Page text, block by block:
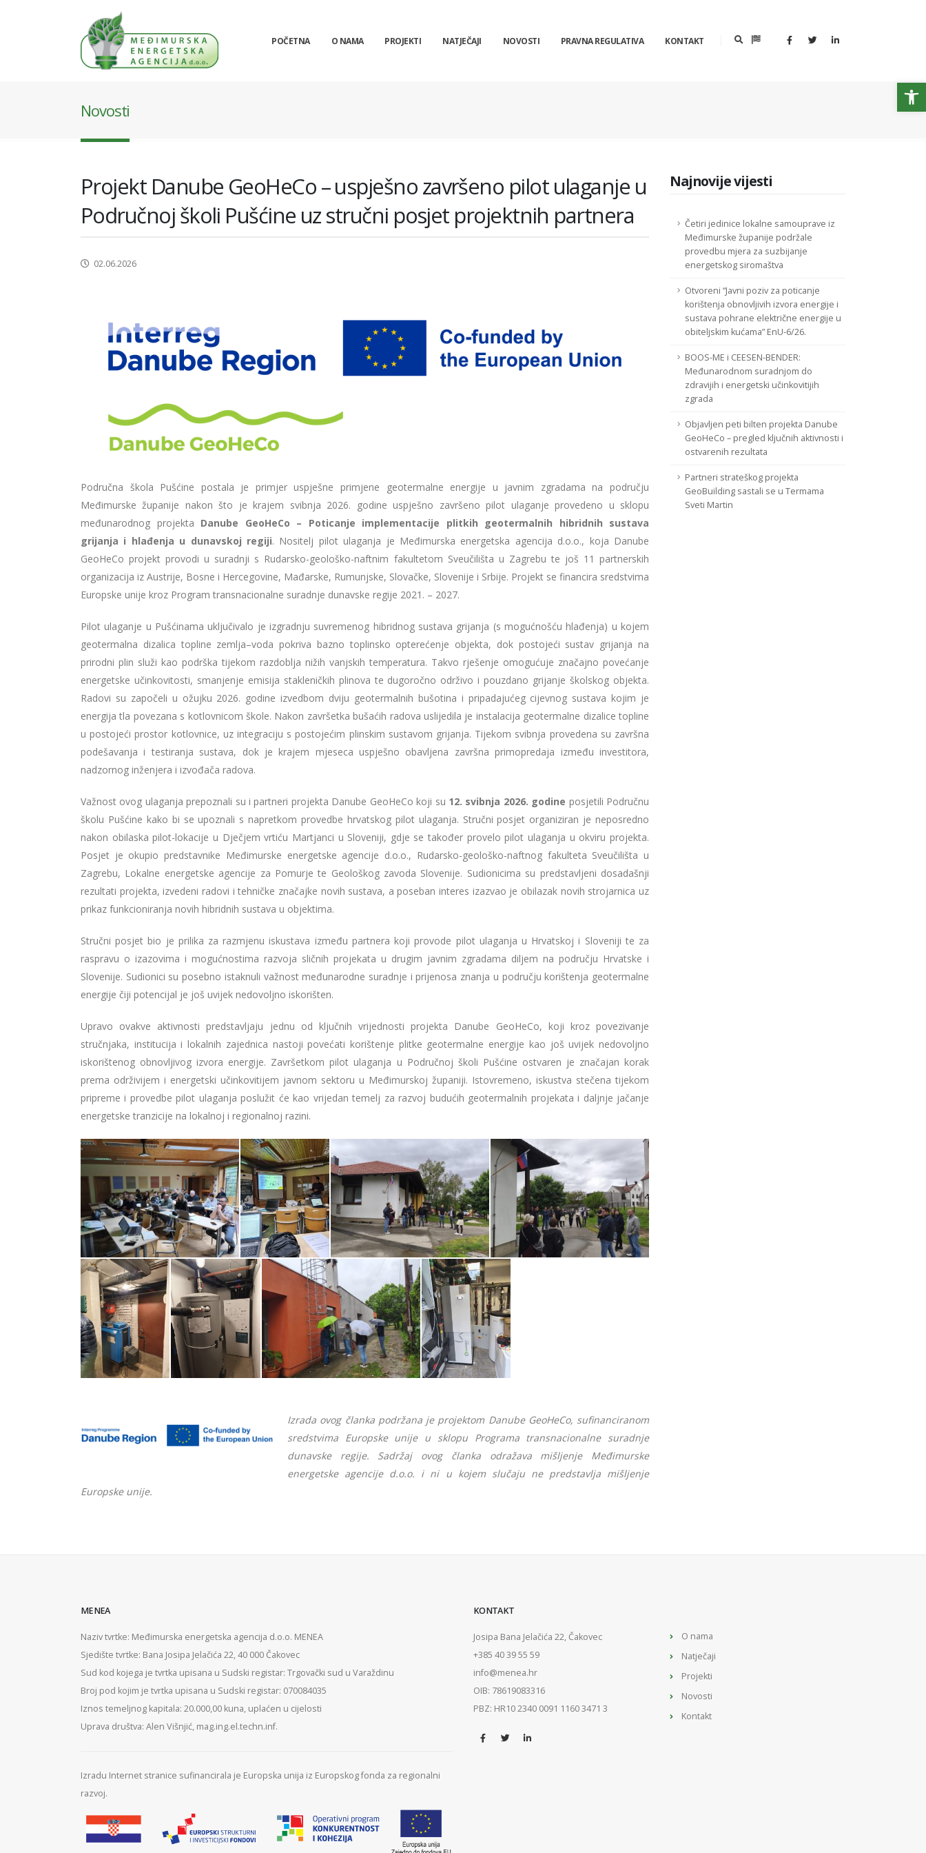
POČETNA O NAMA PROJEKTI NATJEČAJI NOVOSTI PRAVNA REGULATIVA KONTAKT
Novosti
Projekt Danube GeoHeCo – uspješno završeno pilot ulaganje u
Područnoj školi Pušćine uz stručni posjet projektnih partnera
02.06.2026
Područna škola Pušćine postala je primjer uspješne primjene geotermalne energije u javnim zgradama na području
Međimurske županije nakon što je krajem svibnja 2026. godine uspješno završeno pilot ulaganje provedeno u sklopu
međunarodnog projekta Danube GeoHeCo – Poticanje implementacije plitkih geotermalnih hibridnih sustava
grijanja i hlađenja u dunavskoj regiji. Nositelj pilot ulaganja je Međimurska energetska agencija d.o.o., koja Danube
GeoHeCo projekt provodi u suradnji s Rudarsko-geološko-naftnim fakultetom Sveučilišta u Zagrebu te još 11 partnerskih
organizacija iz Austrije, Bosne i Hercegovine, Mađarske, Rumunjske, Slovačke, Slovenije i Srbije. Projekt se financira sredstvima
Europske unije kroz Program transnacionalne suradnje dunavske regije 2021. – 2027.
Pilot ulaganje u Pušćinama uključivalo je izgradnju suvremenog hibridnog sustava grijanja (s mogućnošću hlađenja) u kojem
geotermalna dizalica topline zemlja–voda pokriva bazno toplinsko opterećenje objekta, dok postojeći sustav grijanja na
prirodni plin služi kao podrška tijekom razdoblja nižih vanjskih temperatura. Takvo rješenje omogućuje značajno povećanje
energetske učinkovitosti, smanjenje emisija stakleničkih plinova te dugoročno održivo i pouzdano grijanje školskog objekta.
Radovi su započeli u ožujku 2026. godine izvedbom dviju geotermalnih bušotina i pripadajućeg cijevnog sustava kojim je
energija tla povezana s kotlovnicom škole. Nakon završetka bušaćih radova uslijedila je instalacija geotermalne dizalice topline
u postojeći prostor kotlovnice, uz integraciju s postojećim plinskim sustavom grijanja. Tijekom svibnja provedena su završna
podešavanja i testiranja sustava, dok je krajem mjeseca uspješno obavljena završna primopredaja između investitora,
nadzornog inženjera i izvođača radova.
Važnost ovog ulaganja prepoznali su i partneri projekta Danube GeoHeCo koji su 12. svibnja 2026. godine posjetili Područnu
školu Pušćine kako bi se upoznali s napretkom provedbe hrvatskog pilot ulaganja. Stručni posjet organiziran je neposredno
nakon obilaska pilot-lokacije u Dječjem vrtiću Martjanci u Sloveniji, gdje se također provelo pilot ulaganja u okviru projekta.
Posjet je okupio predstavnike Međimurske energetske agencije d.o.o., Rudarsko-geološko-naftnog fakulteta Sveučilišta u
Zagrebu, Lokalne energetske agencije za Pomurje te Geološkog zavoda Slovenije. Sudionicima su predstavljeni dosadašnji
rezultati projekta, izvedeni radovi i tehničke značajke novih sustava, a poseban interes izazvao je obilazak novih strojarnica uz
prikaz funkcioniranja novih hibridnih sustava u objektima.
Stručni posjet bio je prilika za razmjenu iskustava između partnera koji provode pilot ulaganja u Hrvatskoj i Sloveniji te za
raspravu o izazovima i mogućnostima razvoja sličnih projekata u drugim javnim zgradama diljem na području Hrvatske i
Slovenije. Sudionici su posebno istaknuli važnost međunarodne suradnje i prijenosa znanja u području korištenja geotermalne
energije čiji potencijal je još uvijek nedovoljno iskorišten.
Upravo ovakve aktivnosti predstavljaju jednu od ključnih vrijednosti projekta Danube GeoHeCo, koji kroz povezivanje
stručnjaka, institucija i lokalnih zajednica nastoji povećati korištenje plitke geotermalne energije kao još uvijek nedovoljno
iskorištenog obnovljivog izvora energije. Završetkom pilot ulaganja u Područnoj školi Pušćine ostvaren je značajan korak
prema održivijem i energetski učinkovitijem javnom sektoru u Međimurskoj županiji. Istovremeno, iskustva stečena tijekom
pripreme i provedbe pilot ulaganja poslužit će kao vrijedan temelj za razvoj budućih geotermalnih projekata i daljnje jačanje
energetske tranzicije na lokalnoj i regionalnoj razini.
Izrada ovog članka podržana je projektom Danube GeoHeCo, sufinanciranom
sredstvima Europske unije u sklopu Programa transnacionalne suradnje
dunavske regije. Sadržaj ovog članka odražava mišljenje Međimurske
energetske agencije d.o.o. i ni u kojem slučaju ne predstavlja mišljenje
Europske unije.
Najnovije vijesti
Četiri jedinice lokalne samouprave iz
Međimurske županije podržale
provedbu mjera za suzbijanje
energetskog siromaštva
Otvoreni “Javni poziv za poticanje
korištenja obnovljivih izvora energije i
sustava pohrane električne energije u
obiteljskim kućama” EnU-6/26.
BOOS-ME i CEESEN-BENDER:
Međunarodnom suradnjom do
zdravijih i energetski učinkovitijih
zgrada
Objavljen peti bilten projekta Danube
GeoHeCo – pregled ključnih aktivnosti i
ostvarenih rezultata
Partneri strateškog projekta
GeoBuilding sastali se u Termama
Sveti Martin
MENEA
Naziv tvrtke: Međimurska energetska agencija d.o.o. MENEA
Sjedište tvrtke: Bana Josipa Jelačića 22, 40 000 Čakovec
Sud kod kojega je tvrtka upisana u Sudski registar: Trgovački sud u Varaždinu
Broj pod kojim je tvrtka upisana u Sudski registar: 070084035
Iznos temeljnog kapitala: 20.000,00 kuna, uplaćen u cijelosti
Uprava društva: Alen Višnjić, mag.ing.el.techn.inf.
Izradu Internet stranice sufinancirala je Europska unija iz Europskog fonda za regionalni
razvoj.
KONTAKT
Josipa Bana Jelačića 22, Čakovec
+385 40 39 55 59
info@menea.hr
OIB: 78619083316
PBZ: HR10 2340 0091 1160 3471 3
O nama
Natječaji
Projekti
Novosti
Kontakt